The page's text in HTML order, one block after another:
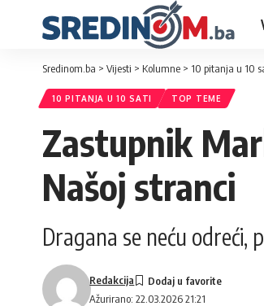
Sredinom.ba > Vijesti > Kolumne > 10 pitanja u 10
10 PITANJA U 10 SATI TOP TEME
Zastupnik
Našoj stranci
Dragana se neću odreći,
Ažurirano: 22.03.2026 21:21
Redakcija